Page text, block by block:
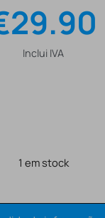
29.90
Inclui IVA
1 em stock